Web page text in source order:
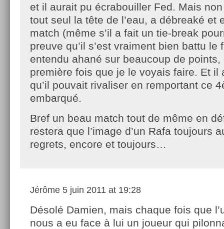
et il aurait pu écrabouiller Fed. Mais non
tout seul la tête de l’eau, a débreaké et
match (même s’il a fait un tie-break
preuve qu’il s’est vraiment bien battu le
entendu ahané sur beaucoup de points,
première fois que je le voyais faire. Et il
qu’il pouvait rivaliser en remportant ce
embarqué.
Bref un beau match tout de même en
restera que l’image d’un Rafa toujours
regrets, encore et toujours…
Jérôme 5 juin 2011 at 19:28
Désolé Damien, mais chaque fois que
nous a eu face à lui un joueur qui